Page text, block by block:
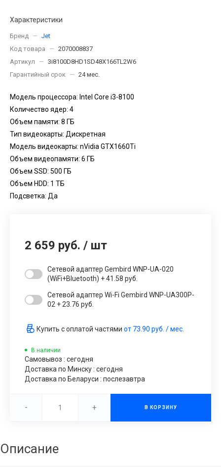
Характеристики
Бренд — Jet
Код товара
— 2070008837
Артикул
— 3i8100D8HD1SD48X166TL2W6
Гарантийный срок
— 24 мес.
Модель процессора: Intel Core i3-8100
Количество ядер: 4
Объем памяти: 8 ГБ
Тип видеокарты: Дискретная
Модель видеокарты: nVidia GTX1660Ti
Объем видеопамяти: 6 ГБ
Объем SSD: 500 ГБ
Объем HDD: 1 TБ
Подсветка: Да
2 659 руб. / шт
Сетевой адаптер Gembird WNP-UA-020
(WiFi+Bluetooth) + 41.58 руб.
Сетевой адаптер Wi-Fi Gembird WNP-UA300P-
02 + 23.76 руб.
Купить с оплатой частями от 73.90 руб. / мес.
В наличии
Самовывоз : сегодня
Доставка по Минску : сегодня
Доставка по Беларуси : послезавтра
- + В КОРЗИНУ
Описание